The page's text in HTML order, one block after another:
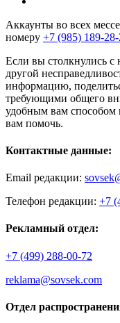
Аккаунты во всех
номеру +7 (985) 189-
Если вы столкнулись с
другой
информацию,
требующими общего
удобным вам способом
вам помочь.
Контактные данные:
Email редакции:
Телефон редакции: +7
Рекламный отдел:
+7 (499) 288-00-72
reklama@sovsek.com
Отдел